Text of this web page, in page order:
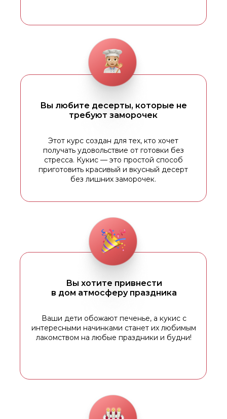
Вы любите десерты, которые не
требуют заморочек
Этот курс создан для тех, кто хочет
получать удовольствие от готовки без
стресса. Кукис — это простой способ
приготовить красивый и вкусный десерт
без лишних заморочек.
Вы хотите привнести
в дом атмосферу праздника
Ваши дети обожают печенье, а кукис с
интересными начинками станет их любимым
лакомством на любые праздники и будни!